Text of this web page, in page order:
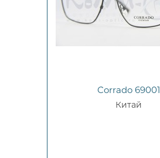
Corrado 69001
Китай